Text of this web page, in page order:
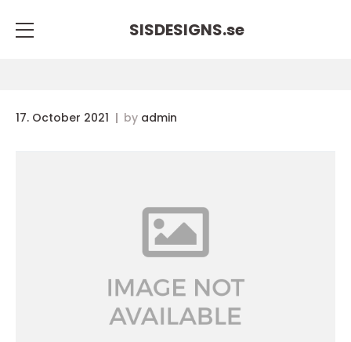
SISDESIGNS.se
17. October 2021 by admin